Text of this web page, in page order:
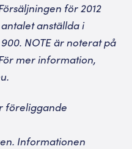
för 2012
anställda i
NOTE är noterat på
mer information,
föreliggande
Informationen